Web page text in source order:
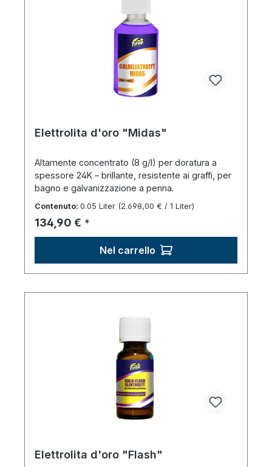
Elettrolita d'oro "Midas"
Altamente concentrato (8 g/l) per doratura a
spessore 24K – brillante, resistente ai graffi, per
bagno e galvanizzazione a penna.
Contenuto: 0.05 Liter (2.698,00 € / 1 Liter)
Prezzo normale:
134,90 € *
Nel carrello
Elettrolita d'oro "Flash"